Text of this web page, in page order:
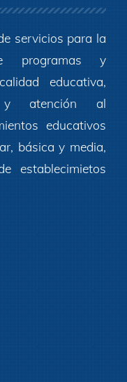
servicios para la
programas y
educativa,
y atención al
educativos
básica y media,
establecimietos